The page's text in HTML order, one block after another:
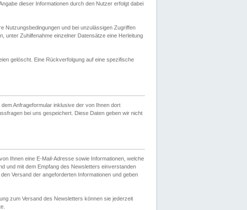
dieser Informationen durch den Nutzer erfolgt dabei
Nutzungsbedingungen und bei unzulässigen Zugriffen
unter Zuhilfenahme einzelner Datensätze eine Herleitung
gelöscht. Eine Rückverfolgung auf eine spezifische
Anfrageformular inklusive der von Ihnen dort
bei uns gespeichert. Diese Daten geben wir nicht
Ihnen eine E-Mail-Adresse sowie Informationen, welche
und mit dem Empfang des Newsletters einverstanden
Versand der angeforderten Informationen und geben
zum Versand des Newsletters können sie jederzeit